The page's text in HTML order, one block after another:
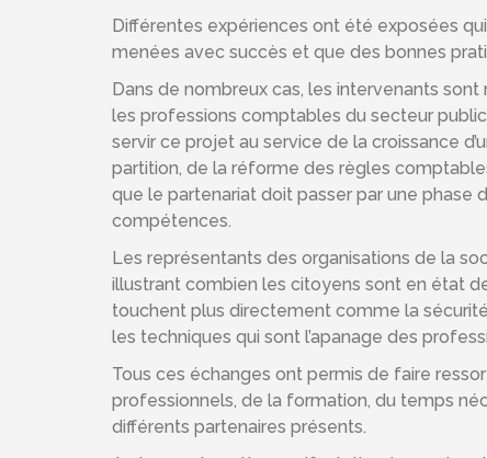
Différentes expériences ont été exposées
menées avec succès et que des bonnes
Dans de nombreux cas, les intervenants
les professions comptables du secteur
servir ce projet au service de la croissance
partition, de la réforme des règles
que le partenariat doit passer par une phase
compétences.
Les représentants des organisations de la
illustrant combien les citoyens sont en état
touchent plus directement comme la
les techniques qui sont l’apanage des
Tous ces échanges ont permis de faire
professionnels, de la formation, du temps
différents partenaires présents.